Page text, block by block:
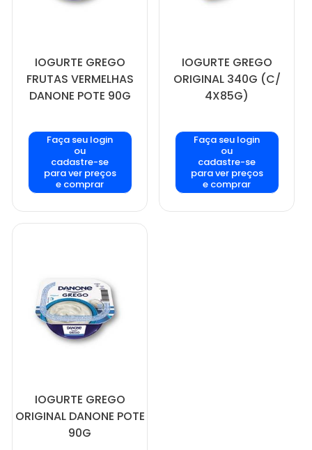
IOGURTE GREGO
FRUTAS VERMELHAS
DANONE POTE 90G
Faça seu login
ou
cadastre-se
para ver preços
e comprar
IOGURTE GREGO
ORIGINAL 340G (C/
4X85G)
Faça seu login
ou
cadastre-se
para ver preços
e comprar
IOGURTE GREGO
ORIGINAL DANONE POTE
90G